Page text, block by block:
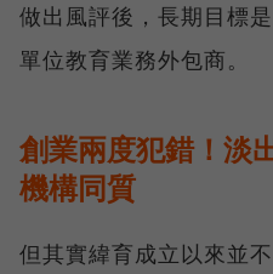
做出風評後，長期目標
單位教育業務外包商。
創業兩度犯錯！淡
機構同質
但其實緯育成立以來並